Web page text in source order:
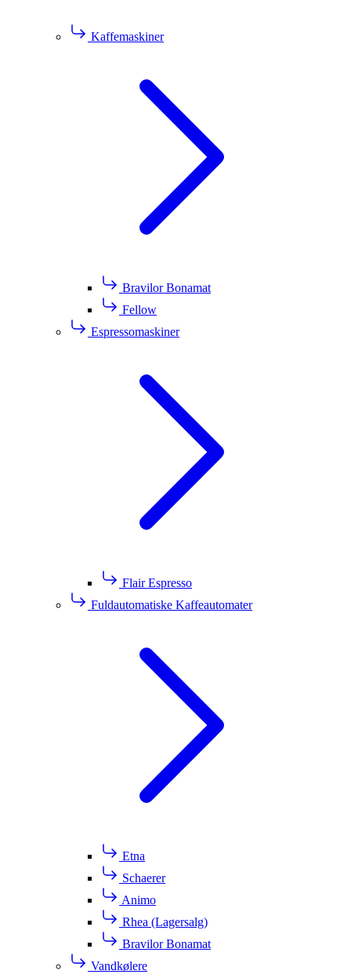
Kaffemaskiner
Bravilor Bonamat
Fellow
Espressomaskiner
Flair Espresso
Fuldautomatiske Kaffeautomater
Etna
Schaerer
Animo
Rhea (Lagersalg)
Bravilor Bonamat
Vandkølere